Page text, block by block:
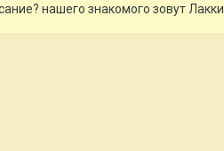
нашего знакомого зовут Лакки.